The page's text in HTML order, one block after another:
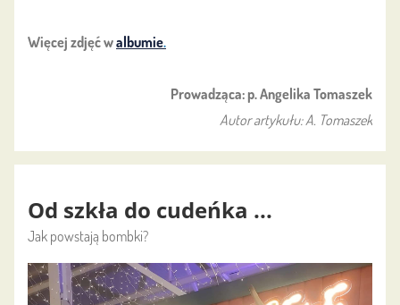
Więcej zdjęć walbumie.
Prowadząca: p. Angelika Tomaszek
Autor artykułu: A. Tomaszek
Od szkła do cudeńka ...
Jak powstają bombki?